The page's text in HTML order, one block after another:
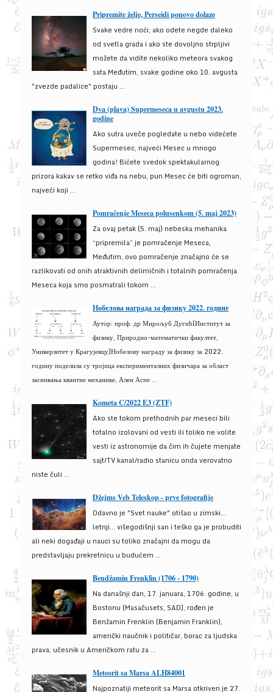
Pripremite želje, Perseidi ponovo dolaze
Svake vedre noći, ako odete negde daleko
od svetla grada i ako ste dovoljno strpljivi
možete da vidite nekoliko meteora svakog
sata.Međutim, svake godine oko 10. avgusta
"zvezde padalice" postaju ...
Dva (plava) Supermeseca u avgustu 2023.
godine
Ako sutra uveče pogledate u nebo videćete
Supermesec, najveći Mesec u mnogo
godina! Bićete svedok spektakularnog
prizora kakav se retko viđa na nebu, pun Mesec će biti ogroman,
najveći koji ...
Pomračenje Meseca polusenkom (5. maj 2023)
Za ovaj petak (5. maj) nebeska mehanika
“pripremila” je pomračenje Meseca,
Međutim, ovo pomračenje značajno će se
razlikovati od onih atraktivnih delimičnih i totalnih pomračenja
Meseca koja smo posmatrali tokom ...
Нобелова награда за физику 2022. године
Аутор: проф. др Мирољуб Дугић(Институт за
физику, Природно-математички факултет,
Универзитет у Крагујевцу)Нобелову награду за физику за 2022.
годину поделила су тројица експерименталних физичара за област
заснивања квантне механике, Ален Аспе ...
Kometa C/2022 E3 (ZTF)
Ako ste tokom prethodnih par meseci bili
totalno izolovani od vesti ili toliko ne volite
vesti iz astronomije da čim ih čujete menjate
sajt/TV kanal/radio stanicu onda verovatno
niste čuli ...
Džejms Veb Teleskop - prve fotografije
Odavno je "Svet nauke" otišao u zimski...
letnji... višegodišnji san i teško ga je probuditi
ali neki događaji u nauci su toliko značajni da mogu da
predstavljaju prekretnicu u budućem ...
Bendžamin Frenklin (1706 - 1790)
Na današnji dan, 17. januara, 1706. godine, u
Bostonu (Masačusets, SAD), rođen je
Benžamin Frenklin (Benjamin Franklin),
američki naučnik i političar, borac za ljudska
prava, učesnik u Američkom ratu za ...
Meteorit sa Marsa ALH84001
Najpoznatiji meteorit sa Marsa otkriven je 27.